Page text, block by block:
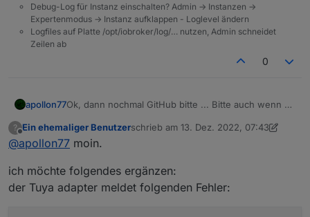
Debug-Log für Instanz einschalten? Admin -> Instanzen ->
Expertenmodus -> Instanz aufklappen - Loglevel ändern
Logfiles auf Platte /opt/iobroker/log/… nutzen, Admin schneidet
Zeilen ab
0
apollon77Ok, dann nochmal GitHub bitte ... Bitte auch wenn es
schalten, per app "im mobilen netz" schalten ... auch
gern mehreres ... Wenn was nicht geht hilft das Log
das annahmen korrekt waren.
?
Offline
Ein ehemaliger Benutzerschrieb am 13. Dez. 2022, 07:43
zuletzt editiert von Homoran
@apollon77 moin.
ich möchte folgendes ergänzen:
der Tuya adapter meldet folgenden Fehler: